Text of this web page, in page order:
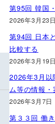
第95回 韓国
2026年3月23日
第94回 日本
比較する
2026年3月19日
2026年3月以
ム等の情報・
2026年3月7日
第３３回 働